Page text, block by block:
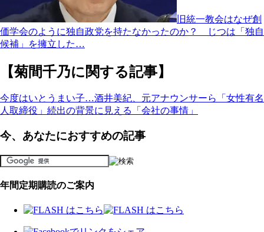
旧統一教会はなぜ創
価学会のように独自政党を持たなかったのか？ じつは「独自
候補」を擁立した…
【菊間千乃に関する記事】
今度はいとうまい子…酒井美紀、元アナウンサーら「女性有名
人取締役」続出の背景に見える「会社の事情」
今、あなたにおすすめの記事
年間定期購読のご案内